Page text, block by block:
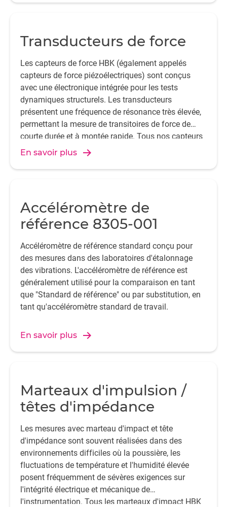
Transducteurs de force
Les capteurs de force HBK (également appelés
capteurs de force piézoélectriques) sont conçus
avec une électronique intégrée pour les tests
dynamiques structurels. Les transducteurs
présentent une fréquence de résonance très élevée,
permettant la mesure de transitoires de force de
courte durée et à montée rapide. Tous nos capteurs
de force DeltaTron sont calibrés individuellement et
applications dans les mesures de force dynamique,
En savoir plus
Accéléromètre de
référence 8305-001
Accéléromètre de référence standard conçu pour
des mesures dans des laboratoires d'étalonnage
des vibrations. L'accéléromètre de référence est
généralement utilisé pour la comparaison en tant
que "Standard de référence" ou par substitution, en
tant qu'accéléromètre standard de travail.
En savoir plus
Marteaux d'impulsion /
têtes d'impédance
Les mesures avec marteau d'impact et tête
d'impédance sont souvent réalisées dans des
environnements difficiles où la poussière, les
fluctuations de température et l'humidité élevée
posent fréquemment de sévères exigences sur
l'intégrité électrique et mécanique de
l'instrumentation. Tous les marteaux d'impact HBK